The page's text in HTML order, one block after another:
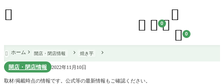
  0

 0

 ホーム 開店・閉店情報 焼き芋
開店・閉店情報 2022年11月10日
取材/掲載時点の情報です。公式等の最新情報もご確認ください。